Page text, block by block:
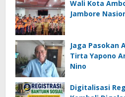
Wali Kota
Jambore
Jaga Pasokan
Tirta Yapono
Nino
Digitalisasi